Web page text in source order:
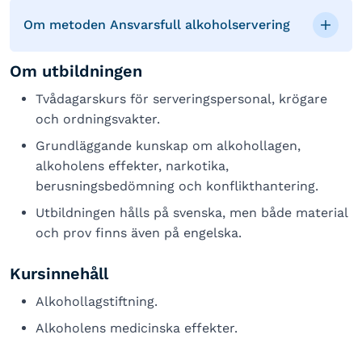
Om metoden Ansvarsfull alkoholservering
Om utbildningen
Tvådagarskurs för serveringspersonal, krögare
och ordningsvakter.
Grundläggande kunskap om alkohollagen,
alkoholens effekter, narkotika,
berusningsbedömning och konflikthantering.
Utbildningen hålls på svenska, men både material
och prov finns även på engelska.
Kursinnehåll
Alkohollagstiftning.
Alkoholens medicinska effekter.